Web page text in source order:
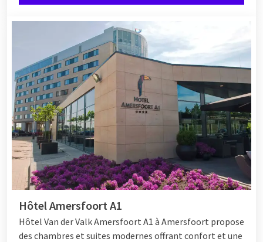
de convivialité. La contribution inclut café, thé, limonade,
friandises et un cadeau pour enfants.
Avec un week-end de Saint-Nicolas chez Van der Valk, vous
offrez à toute la famille une expérience inoubliable, pleine de
plaisir et de convivialité.
Hôtel Amersfoort A1
Hôtel Van der Valk Amersfoort A1 à Amersfoort propose
des chambres et suites modernes offrant confort et une